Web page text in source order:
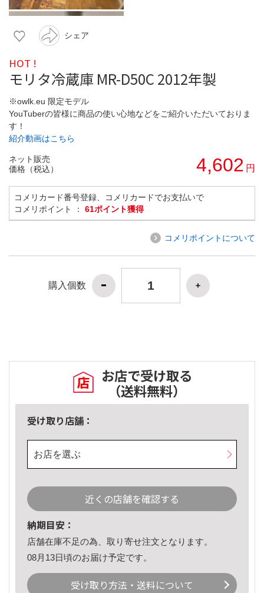
シェア
HOT !
モリタ冷蔵庫 MR-D50C 2012年製
※owlk.eu 限定モデル
YouTuberの皆様に商品の使い心地などをご紹介いただいておりま
す！
紹介動画はこちら
ネット販売
価格（税込）
4,602 円
コメリカード番号登録、コメリカードでお支払いで
コメリポイント ： 61ポイント獲得
コメリポイントについて
購入個数
お店で受け取る
（送料無料）
受け取り店舗：
お店を選ぶ
近くの店舗を確認する
納期目安：
店舗在庫不足の為、取り寄せ注文となります。
08月13日頃のお届け予定です。
受け取り方法・送料について